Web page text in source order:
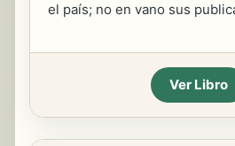
el país; no en vano sus
Ver Libro